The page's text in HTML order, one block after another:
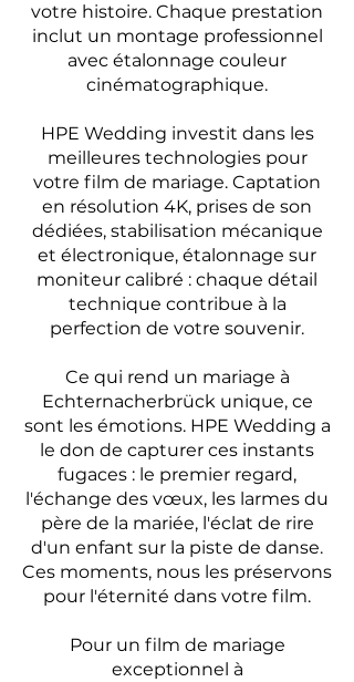
votre histoire. Chaque prestation
inclut un montage professionnel
avec étalonnage couleur
cinématographique.
HPE Wedding investit dans les
meilleures technologies pour
votre film de mariage. Captation
en résolution 4K, prises de son
dédiées, stabilisation mécanique
et électronique, étalonnage sur
moniteur calibré : chaque détail
technique contribue à la
perfection de votre souvenir.
Ce qui rend un mariage à
Echternacherbrück unique, ce
sont les émotions. HPE Wedding a
le don de capturer ces instants
fugaces : le premier regard,
l'échange des vœux, les larmes du
père de la mariée, l'éclat de rire
d'un enfant sur la piste de danse.
Ces moments, nous les préservons
pour l'éternité dans votre film.
Pour un film de mariage
exceptionnel à